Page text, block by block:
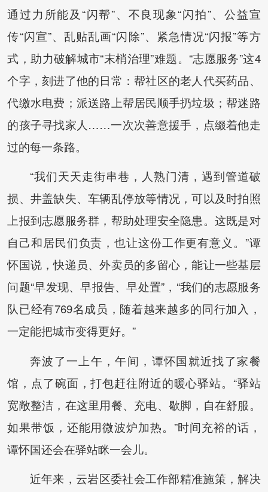
通过力所能及“闪帮”、不良现象“闪拍”、公益宣
传“闪宣”、乱贴乱画“闪除”、紧急情况“闪报”等方
式，助力破解城市“末梢治理”难题。“志愿服务”这4
个字，刻进了他的日常：帮社区的老人代买药品、
代缴水电费；派送路上帮居民顺手扔垃圾；帮迷路
的孩子寻找家人……一次次善意援手，点缀着他走
过的每一条路。
“我们天天走街串巷，人熟门清，遇到管道破
损、井盖缺失、车辆乱停放等情况，可以及时拍照
上报到志愿服务群，帮助处理安全隐患。这既是对
自己和居民们负责，也让这份工作更有意义。”谭
怀国说，快递员、外卖员的多留心，能让一些基层
问题“早发现、早报告、早处置”，“我们的志愿服务
队已经有769名成员，随着越来越多的同行加入，
一定能把城市变得更好。”
奔波了一上午，午间，谭怀国就近找了家餐
馆，点了碗面，打包赶往附近的暖心驿站。“驿站
宽敞整洁，在这里用餐、充电、歇脚，自在舒服。
如果带饭，还能用微波炉加热。”时间充裕的话，
谭怀国还会在驿站眯一会儿。
近年来，云岩区委社会工作部精准施策，解决